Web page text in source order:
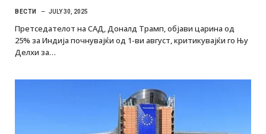
ВЕСТИ JULY 30, 2025
Претседателот на САД, Доналд Трамп, објави царина од
25% за Индија почнувајќи од 1-ви август, критикувајќи го Њу
Делхи за…